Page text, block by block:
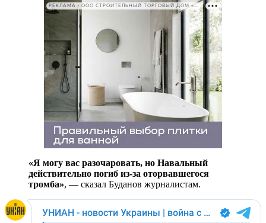
РЕКЛАМА • ООО СТРОИТЕЛЬНЫЙ ТОРГОВЫЙ ДОМ «ПЕТРОВИЧ». ИНН: 7802348846
«Я могу вас разочаровать, но Навальный
действительно погиб из-за оторвавшегося
тромба», — сказал Буданов журналистам.